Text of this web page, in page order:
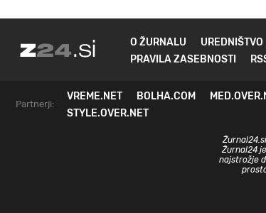
O ŽURNALU UREDNIŠTVO
PRAVILA ZASEBNOSTI
Partnerji:
VREME.NET BOLHA.COM
STYLE.OVER.NET
Žurnal24
najstrožje